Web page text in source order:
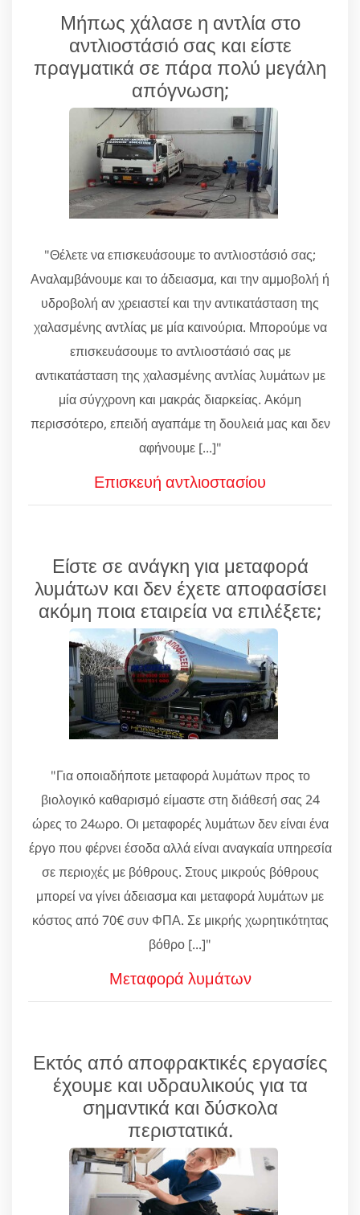
Μήπως χάλασε η αντλία στο
αντλιοστάσιό σας και είστε
πραγματικά σε πάρα πολύ μεγάλη
απόγνωση;
"Θέλετε να επισκευάσουμε το αντλιοστάσιό σας;
Αναλαμβάνουμε και το άδειασμα, και την αμμοβολή ή
υδροβολή αν χρειαστεί και την αντικατάσταση της
χαλασμένης αντλίας με μία καινούρια. Μπορούμε να
επισκευάσουμε το αντλιοστάσιό σας με
αντικατάσταση της χαλασμένης αντλίας λυμάτων με
μία σύγχρονη και μακράς διαρκείας. Ακόμη
περισσότερο, επειδή αγαπάμε τη δουλειά μας και δεν
αφήνουμε [...]"
Επισκευή αντλιοστασίου
Είστε σε ανάγκη για μεταφορά
λυμάτων και δεν έχετε αποφασίσει
ακόμη ποια εταιρεία να επιλέξετε;
"Για οποιαδήποτε μεταφορά λυμάτων προς το
βιολογικό καθαρισμό είμαστε στη διάθεσή σας 24
ώρες το 24ωρο. Οι μεταφορές λυμάτων δεν είναι ένα
έργο που φέρνει έσοδα αλλά είναι αναγκαία υπηρεσία
σε περιοχές με βόθρους. Στους μικρούς βόθρους
μπορεί να γίνει άδειασμα και μεταφορά λυμάτων με
κόστος από 70€ συν ΦΠΑ. Σε μικρής χωρητικότητας
βόθρο [...]"
Μεταφορά λυμάτων
Εκτός από αποφρακτικές εργασίες
έχουμε και υδραυλικούς για τα
σημαντικά και δύσκολα
περιστατικά.